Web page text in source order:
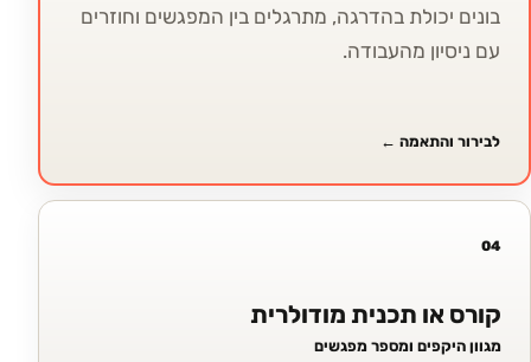
בונים יכולת בהדרגה, מתרגלים בין המפגשים וחוזרים
עם ניסיון מהעבודה.
לבירור והתאמה ←
04
קורס או תכנית מודולרית
מגוון היקפים ומספר מפגשים